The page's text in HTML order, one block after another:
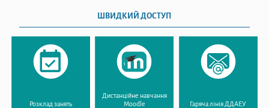
ШВИДКИЙ ДОСТУП
Розклад занять
Дистанційне навчання
Moodle
Гаряча лінія ДДАЕУ